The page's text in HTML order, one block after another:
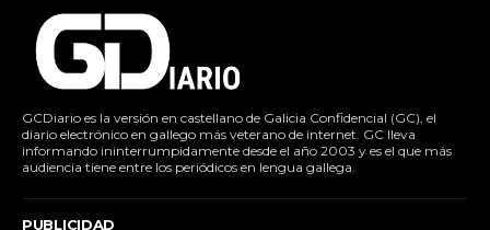
GCDiario es la versión en castellano de Galicia Confidencial (GC), el
diario electrónico en gallego más veterano de internet. GC lleva
informando ininterrumpidamente desde el año 2003 y es el que más
audiencia tiene entre los periódicos en lengua gallega.
PUBLICIDAD